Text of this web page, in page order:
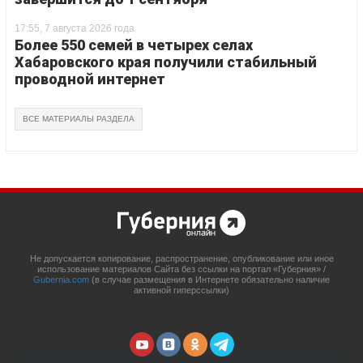
17:55, 7 августа 2026 года
Более 550 семей в четырех селах
Хабаровского края получили стабильный
проводной интернет
ВСЕ МАТЕРИАЛЫ РАЗДЕЛА
Не допускается копирование, распространение, опубликование или иное
использование материалов Сайта без ссылки на портал «Губерния» /
Gubernia.com (в случае размещения в Интернете обязательно наличие
активной гиперссылки)